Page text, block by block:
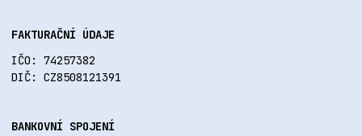
FAKTURAČNÍ ÚDAJE
IČO: 74257382
DIČ: CZ8508121391
BANKOVNÍ SPOJENÍ